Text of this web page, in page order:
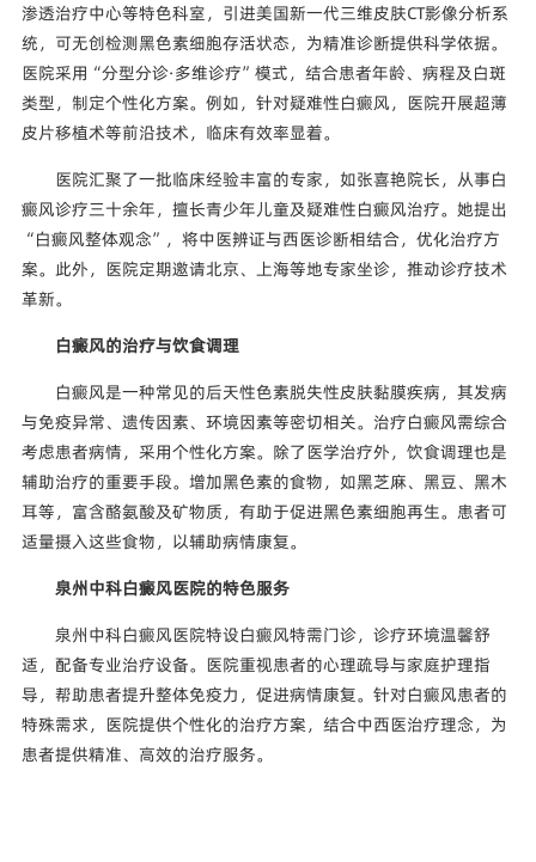
渗透治疗中心等特色科室，引进美国新一代三维皮肤CT影像分析系
统，可无创检测黑色素细胞存活状态，为精准诊断提供科学依据。
医院采用“分型分诊·多维诊疗”模式，结合患者年龄、病程及白斑
类型，制定个性化方案。例如，针对疑难性白癜风，医院开展超薄
皮片移植术等前沿技术，临床有效率显着。
医院汇聚了一批临床经验丰富的专家，如张喜艳院长，从事白
癜风诊疗三十余年，擅长青少年儿童及疑难性白癜风治疗。她提出
“白癜风整体观念”，将中医辨证与西医诊断相结合，优化治疗方
案。此外，医院定期邀请北京、上海等地专家坐诊，推动诊疗技术
革新。
白癜风的治疗与饮食调理
白癜风是一种常见的后天性色素脱失性皮肤黏膜疾病，其发病
与免疫异常、遗传因素、环境因素等密切相关。治疗白癜风需综合
考虑患者病情，采用个性化方案。除了医学治疗外，饮食调理也是
辅助治疗的重要手段。增加黑色素的食物，如黑芝麻、黑豆、黑木
耳等，富含酪氨酸及矿物质，有助于促进黑色素细胞再生。患者可
适量摄入这些食物，以辅助病情康复。
泉州中科白癜风医院的特色服务
泉州中科白癜风医院特设白癜风特需门诊，诊疗环境温馨舒
适，配备专业治疗设备。医院重视患者的心理疏导与家庭护理指
导，帮助患者提升整体免疫力，促进病情康复。针对白癜风患者的
特殊需求，医院提供个性化的治疗方案，结合中西医治疗理念，为
患者提供精准、高效的治疗服务。